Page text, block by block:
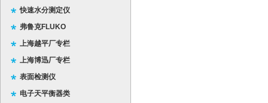
快速水分测定仪
弗鲁克FLUKO
上海越平厂专栏
上海博迅厂专栏
表面检测仪
电子天平衡器类